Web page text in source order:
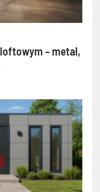
– metal,